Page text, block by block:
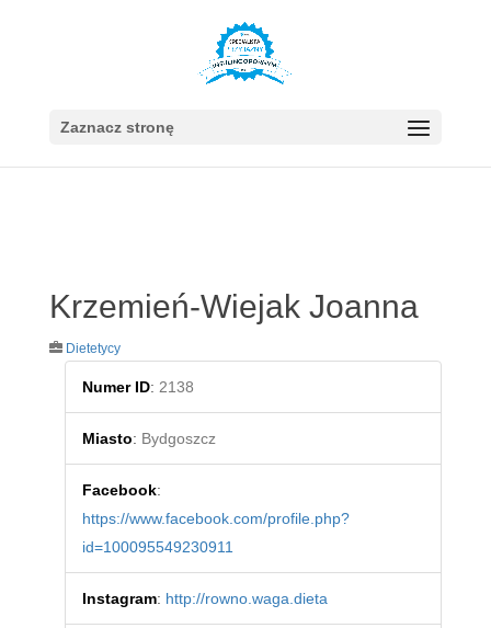
Zaznacz stronę
Krzemień-Wiejak Joanna
Dietetycy
Numer ID: 2138
Miasto: Bydgoszcz
Facebook:
https://www.facebook.com/profile.php?
id=100095549230911
Instagram: http://rowno.waga.dieta